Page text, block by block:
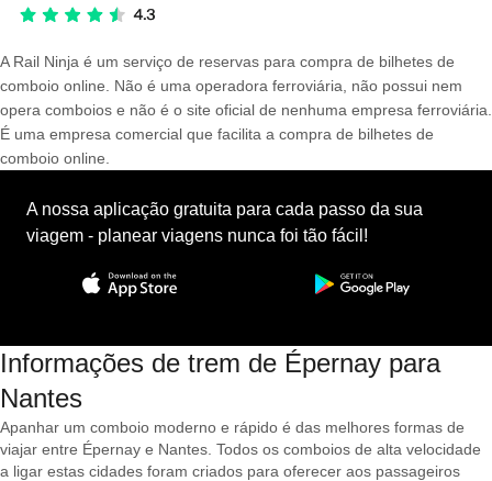
A Rail Ninja é um serviço de reservas para compra de bilhetes de
comboio online. Não é uma operadora ferroviária, não possui nem
opera comboios e não é o site oficial de nenhuma empresa ferroviária.
É uma empresa comercial que facilita a compra de bilhetes de
comboio online.
A nossa aplicação gratuita para cada passo da sua
viagem - planear viagens nunca foi tão fácil!
Informações de trem de Épernay para
Nantes
Apanhar um comboio moderno e rápido é das melhores formas de
viajar entre Épernay e Nantes. Todos os comboios de alta velocidade
a ligar estas cidades foram criados para oferecer aos passageiros